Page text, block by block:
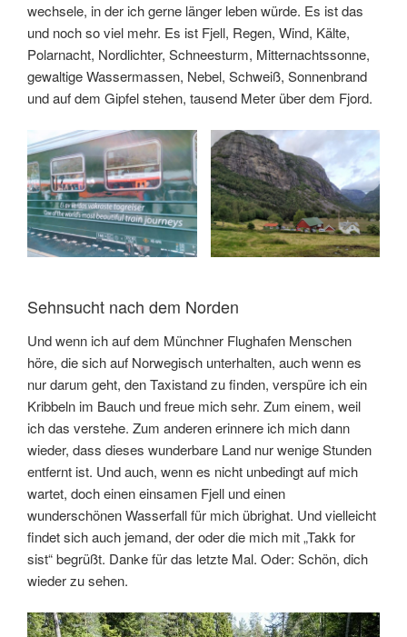
wechsele, in der ich gerne länger leben würde. Es ist das
und noch so viel mehr. Es ist Fjell, Regen, Wind, Kälte,
Polarnacht, Nordlichter, Schneesturm, Mitternachtssonne,
gewaltige Wassermassen, Nebel, Schweiß, Sonnenbrand
und auf dem Gipfel stehen, tausend Meter über dem Fjord.
Sehnsucht nach dem Norden
Und wenn ich auf dem Münchner Flughafen Menschen
höre, die sich auf Norwegisch unterhalten, auch wenn es
nur darum geht, den Taxistand zu finden, verspüre ich ein
Kribbeln im Bauch und freue mich sehr. Zum einem, weil
ich das verstehe. Zum anderen erinnere ich mich dann
wieder, dass dieses wunderbare Land nur wenige Stunden
entfernt ist. Und auch, wenn es nicht unbedingt auf mich
wartet, doch einen einsamen Fjell und einen
wunderschönen Wasserfall für mich übrighat. Und vielleicht
findet sich auch jemand, der oder die mich mit „Takk for
sist“ begrüßt. Danke für das letzte Mal. Oder: Schön, dich
wieder zu sehen.